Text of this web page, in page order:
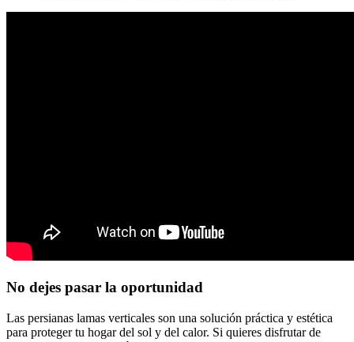
No dejes pasar la oportunidad
Las persianas lamas verticales son una solución práctica y estética
para proteger tu hogar del sol y del calor. Si quieres disfrutar de